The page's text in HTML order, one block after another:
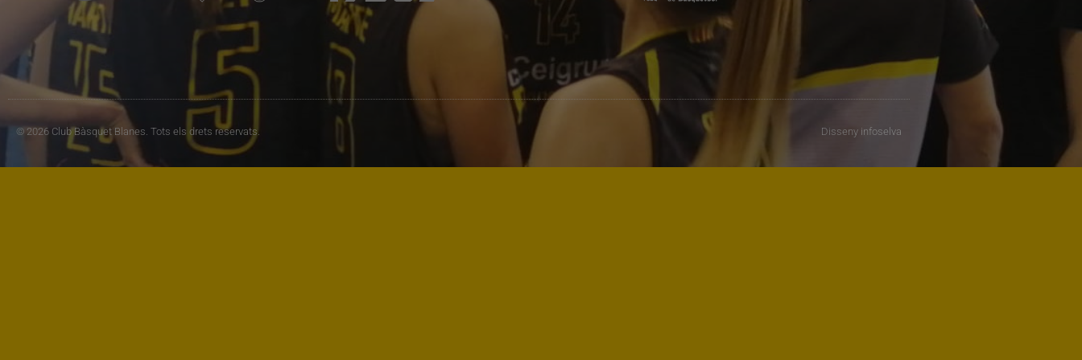
© 2026 Club Bàsquet Blanes. Tots els drets reservats. Disseny infoselva